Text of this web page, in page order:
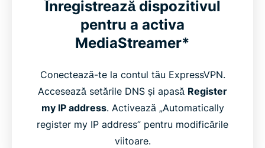
Înregistrează dispozitivul
pentru a activa
MediaStreamer*
Conectează-te la contul tău ExpressVPN.
Accesează setările DNS și apasă Register
my IP address. Activează „Automatically
register my IP address” pentru modificările
viitoare.